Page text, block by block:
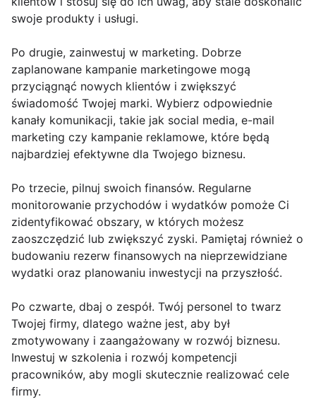
swoje produkty i usługi.
Po drugie, zainwestuj w marketing. Dobrze
zaplanowane kampanie marketingowe mogą
przyciągnąć nowych klientów i zwiększyć
świadomość Twojej marki. Wybierz odpowiednie
kanały komunikacji, takie jak social media, e-mail
marketing czy kampanie reklamowe, które będą
najbardziej efektywne dla Twojego biznesu.
Po trzecie, pilnuj swoich finansów. Regularne
monitorowanie przychodów i wydatków pomoże Ci
zidentyfikować obszary, w których możesz
zaoszczędzić lub zwiększyć zyski. Pamiętaj również o
budowaniu rezerw finansowych na nieprzewidziane
wydatki oraz planowaniu inwestycji na przyszłość.
Po czwarte, dbaj o zespół. Twój personel to twarz
Twojej firmy, dlatego ważne jest, aby był
zmotywowany i zaangażowany w rozwój biznesu.
Inwestuj w szkolenia i rozwój kompetencji
pracowników, aby mogli skutecznie realizować cele
firmy.